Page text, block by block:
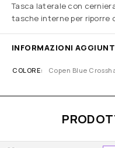
Tasca laterale con
tasche interne per riporre
INFORMAZIONI
COLORE Copen Blue